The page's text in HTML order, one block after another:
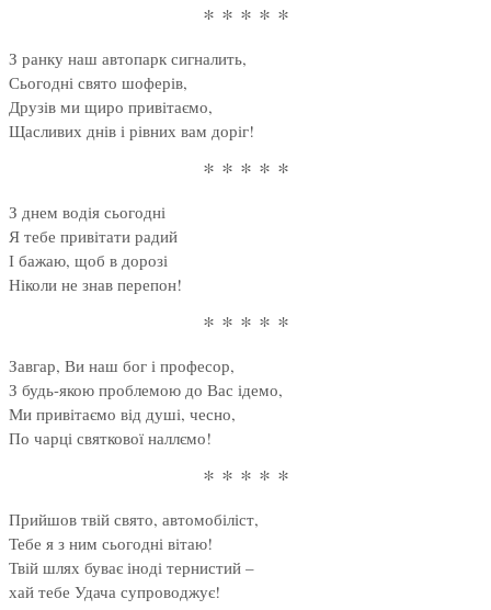
* * * * *
З ранку наш автопарк сигналить,
Сьогодні свято шоферів,
Друзів ми щиро привітаємо,
Щасливих днів і рівних вам доріг!
* * * * *
З днем водія сьогодні
Я тебе привітати радий
І бажаю, щоб в дорозі
Ніколи не знав перепон!
* * * * *
Завгар, Ви наш бог і професор,
З будь-якою проблемою до Вас ідемо,
Ми привітаємо від душі, чесно,
По чарці святкової наллємо!
* * * * *
Прийшов твій свято, автомобіліст,
Тебе я з ним сьогодні вітаю!
Твій шлях буває іноді тернистий –
хай тебе Удача супроводжує!